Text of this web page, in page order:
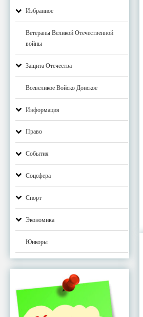
Избранное
Ветераны Великой Отечественной
войны
Защита Отечества
Всевеликое Войско Донское
Информация
Право
События
Соцсфера
Спорт
Экономика
Юнкоры